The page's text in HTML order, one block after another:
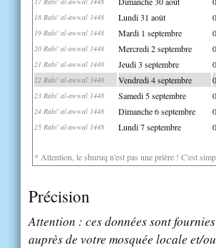
18 Rabi' al-awwal 1448 Lundi 31 août
19 Rabi' al-awwal 1448 Mardi 1 septembre
20 Rabi' al-awwal 1448 Mercredi 2 septembre
21 Rabi' al-awwal 1448 Jeudi 3 septembre
22 Rabi' al-awwal 1448 Vendredi 4 septembre
23 Rabi' al-awwal 1448 Samedi 5 septembre
24 Rabi' al-awwal 1448 Dimanche 6 septembre
25 Rabi' al-awwal 1448 Lundi 7 septembre
* Attention, le shuruq n'est pas une prière ! C'est
Précision
Attention : ces données sont
auprès de votre mosquée locale et/